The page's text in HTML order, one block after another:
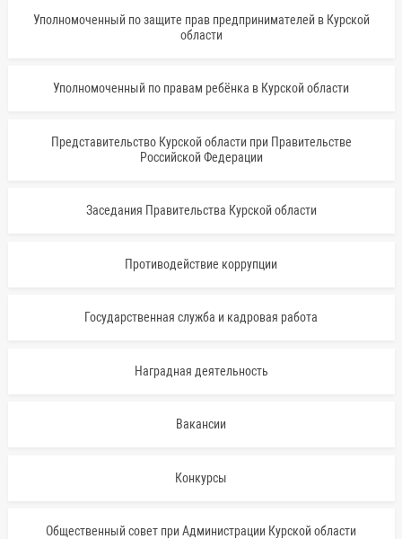
Уполномоченный по защите прав предпринимателей в Курской
области
Уполномоченный по правам ребёнка в Курской области
Представительство Курской области при Правительстве
Российской Федерации
Заседания Правительства Курской области
Противодействие коррупции
Государственная служба и кадровая работа
Наградная деятельность
Вакансии
Конкурсы
Общественный совет при Администрации Курской области